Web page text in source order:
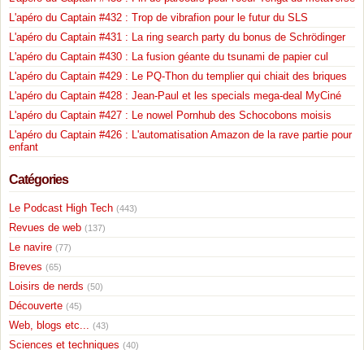
L'apéro du Captain #432 : Trop de vibrafion pour le futur du SLS
L'apéro du Captain #431 : La ring search party du bonus de Schrödinger
L'apéro du Captain #430 : La fusion géante du tsunami de papier cul
L'apéro du Captain #429 : Le PQ-Thon du templier qui chiait des briques
L'apéro du Captain #428 : Jean-Paul et les specials mega-deal MyCiné
L'apéro du Captain #427 : Le nowel Pornhub des Schocobons moisis
L'apéro du Captain #426 : L'automatisation Amazon de la rave partie pour
enfant
Catégories
Le Podcast High Tech (443)
Revues de web (137)
Le navire (77)
Breves (65)
Loisirs de nerds (50)
Découverte (45)
Web, blogs etc... (43)
Sciences et techniques (40)